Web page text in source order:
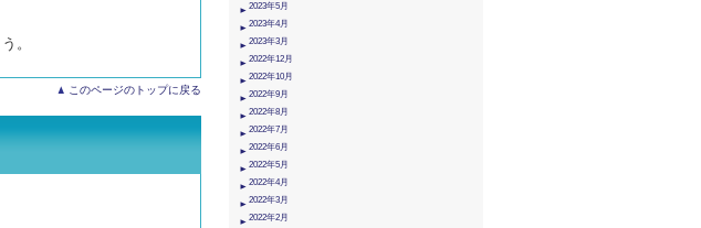
。
このページのトップに戻る
2023年5月
2023年4月
2023年3月
2022年12月
2022年10月
2022年9月
2022年8月
2022年7月
2022年6月
2022年5月
2022年4月
2022年3月
2022年2月